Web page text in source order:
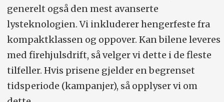
generelt også den mest avanserte
lysteknologien. Vi inkluderer hengerfeste fra
kompaktklassen og oppover. Kan bilene leveres
med firehjulsdrift, så velger vi dette i de fleste
tilfeller. Hvis prisene gjelder en begrenset
tidsperiode (kampanjer), så opplyser vi om